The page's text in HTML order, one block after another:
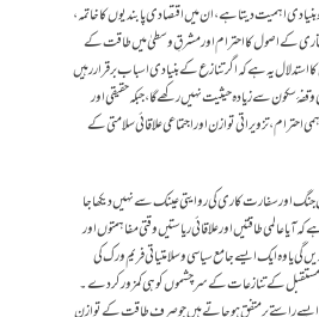
اہمیت دیتا ہے، ان میں اقتصادی پابندیوں کا خاتمہ،
کے اصول کا احترام اور مشرقِ وسطیٰ میں طاقت کے
استدلال یہ ہے کہ اگر تنازع کے بنیادی اسباب برقرار رہیں
سکون سے زیادہ حیثیت نہیں رکھے گا، جبکہ حقیقی اور
احترام، تزویراتی توازن اور اجتماعی علاقائی سلامتی کے
اور سفارت کاری کی روایتی عینک سے نہیں دیکھا جا
آیا عالمی طاقتیں اور علاقائی ریاستیں وقتی مفاہمتوں اور
یا وہ ایک ایسے جامع سیاسی و سلامتیاتی فریم ورک کی
مستقبل کے تنازعات کے سرچشموں کو ہی کمزور کر دے۔